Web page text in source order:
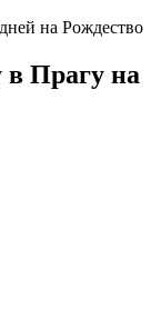
Прагу на